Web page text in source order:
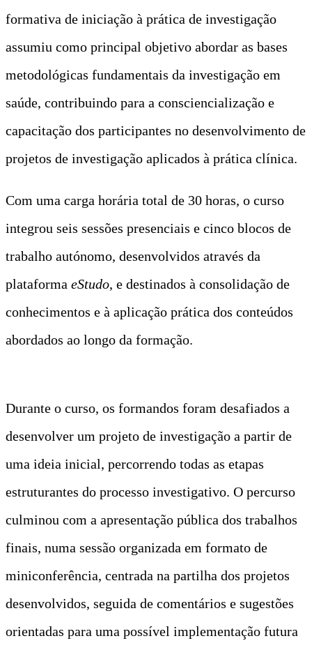
formativa de iniciação à prática de investigação
assumiu como principal objetivo abordar as bases
metodológicas fundamentais da investigação em
saúde, contribuindo para a consciencialização e
capacitação dos participantes no desenvolvimento de
projetos de investigação aplicados à prática clínica.
Com uma carga horária total de 30 horas, o curso
integrou seis sessões presenciais e cinco blocos de
trabalho autónomo, desenvolvidos através da
plataforma eStudo, e destinados à consolidação de
conhecimentos e à aplicação prática dos conteúdos
abordados ao longo da formação.
Durante o curso, os formandos foram desafiados a
desenvolver um projeto de investigação a partir de
uma ideia inicial, percorrendo todas as etapas
estruturantes do processo investigativo. O percurso
culminou com a apresentação pública dos trabalhos
finais, numa sessão organizada em formato de
miniconferência, centrada na partilha dos projetos
desenvolvidos, seguida de comentários e sugestões
orientadas para uma possível implementação futura